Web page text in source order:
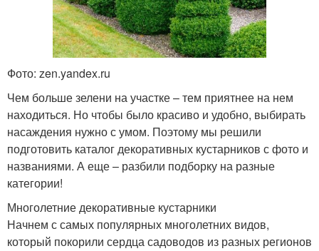
Фото: zen.yandex.ru
Чем больше зелени на участке – тем приятнее на нем
находиться. Но чтобы было красиво и удобно, выбирать
насаждения нужно с умом. Поэтому мы решили
подготовить каталог декоративных кустарников с фото и
названиями. А еще – разбили подборку на разные
категории!
Многолетние декоративные кустарники
Начнем с самых популярных многолетних видов,
который покорили сердца садоводов из разных регионов